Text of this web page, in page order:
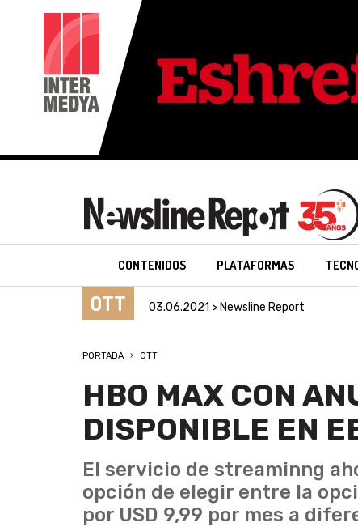
CONTENIDOS PLATAFORMAS
OTT 03.06.2021 > Newsline Report
PORTADA OTT
HBO MAX CON
DISPONIBLE EN
El servicio de streaminng
opción de elegir entre la
por USD 9,99 por mes a